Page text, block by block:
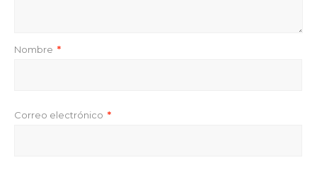
Nombre *
Correo electrónico *